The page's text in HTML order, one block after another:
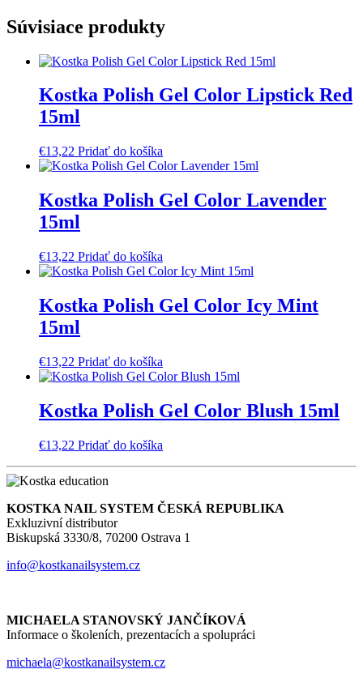
Súvisiace produkty
Kostka Polish Gel Color Lipstick Red
15ml
€13,22 Pridať do košíka
Kostka Polish Gel Color Lavender
15ml
€13,22 Pridať do košíka
Kostka Polish Gel Color Icy Mint
15ml
€13,22 Pridať do košíka
Kostka Polish Gel Color Blush 15ml
€13,22 Pridať do košíka
KOSTKA NAIL SYSTEM ČESKÁ REPUBLIKA
Exkluzivní distributor
Biskupská 3330/8, 70200 Ostrava 1
info@kostkanailsystem.cz
MICHAELA STANOVSKÝ JANČÍKOVÁ
Informace o školeních, prezentacích a spolupráci
michaela@kostkanailsystem.cz